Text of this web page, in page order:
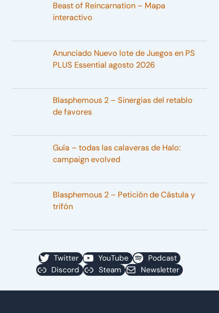
Beast of Reincarnation – Mapa
interactivo
Anunciado Nuevo lote de Juegos en PS
PLUS Essential agosto 2026
Blasphemous 2 – Sinergias del retablo
de favores
Guía – todas las calaveras de Halo:
campaign evolved
Blasphemous 2 – Petición de Cástula y
trifón
Twitter YouTube
Podcast
Discord
Steam Newsletter